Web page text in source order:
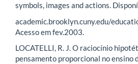
symbols, images and actions.
academic.brooklyn.cuny.edu/
Acesso em fev.2003.
LOCATELLI, R. J. O raciocínio
pensamento proporcional no ensino